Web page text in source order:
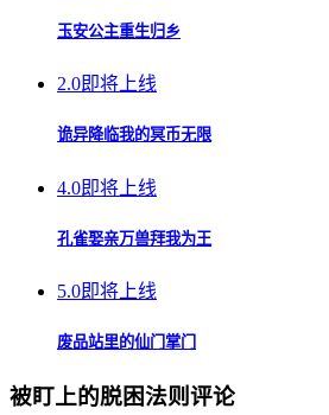
玉安公主重生归乡
2.0即将上线
诡异降临我的冥币无限
4.0即将上线
孔雀娶亲万兽拜我为王
5.0即将上线
废品站里的仙门掌门
被盯上的脱困法则评论